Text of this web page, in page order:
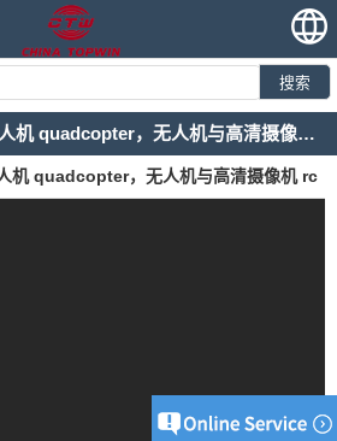
搜索
5.8 g 4 路 6 轴 rc fpv 无人机 quadcopter，无人机与高清摄像机 rc quadcopter
机 quadcopter，无人机与高清摄像机 rc